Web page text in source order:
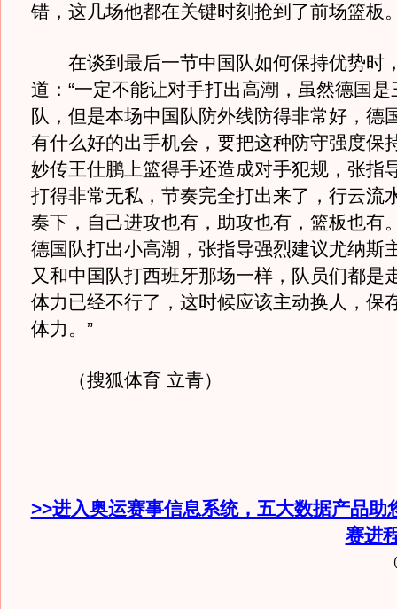
错，这几场他都在关键时刻抢到了前场篮板
在谈到最后一节中国队如何保持优势时
道：“一定不能让对手打出高潮，虽然德国
队，但是本场中国队防外线防得非常好，德
有什么好的出手机会，要把这种防守强度保
妙传王仕鹏上篮得手还造成对手犯规，张指
打得非常无私，节奏完全打出来了，行云流
奏下，自己进攻也有，助攻也有，篮板也有
德国队打出小高潮，张指导强烈建议尤纳斯
又和中国队打西班牙那场一样，队员们都是
体力已经不行了，这时候应该主动换人，保
体力。”
（搜狐体育 立青）
>>进入奥运赛事信息系统，五大数据产品助
赛进